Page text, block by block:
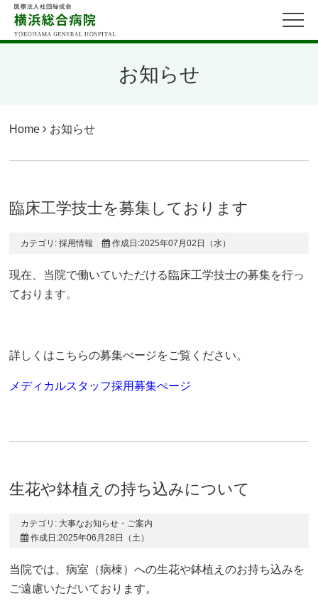
お知らせ
Home お知らせ
臨床工学技士を募集しております
カテゴリ:採用情報 作成日:2025年07月02日（水）
現在、当院で働いていただける臨床工学技士の募集を行っ
ております。
詳しくはこちらの募集ぺージをご覧ください。
メディカルスタッフ採用募集ぺージ
生花や鉢植えの持ち込みについて
カテゴリ: 大事なお知らせ・ご案内
作成日:2025年06月28日（土）
当院では、病室（病棟）への生花や鉢植えのお持ち込みを
ご遠慮いただいております。